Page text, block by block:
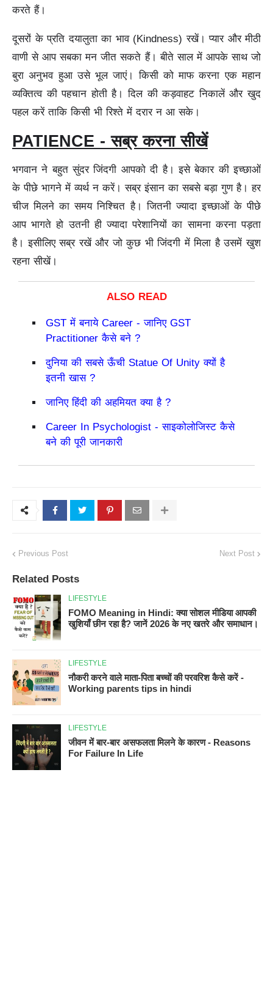
करते हैं।
दूसरों के प्रति दयालुता का भाव (Kindness) रखें। प्यार और मीठी
वाणी से आप सबका मन जीत सकते हैं। बीते साल में आपके साथ जो
बुरा अनुभव हुआ उसे भूल जाएं। किसी को माफ करना एक महान
व्यक्तित्व की पहचान होती है। दिल की कड़वाहट निकालें और खुद
पहल करें ताकि किसी भी रिश्ते में दरार न आ सके।
PATIENCE - सब्र करना सीखें
भगवान ने बहुत सुंदर जिंदगी आपको दी है। इसे बेकार की इच्छाओं
के पीछे भागने में व्यर्थ न करें। सब्र इंसान का सबसे बड़ा गुण है। हर
चीज मिलने का समय निश्चित है। जितनी ज्यादा इच्छाओं के पीछे
आप भागते हो उतनी ही ज्यादा परेशानियों का सामना करना पड़ता
है। इसीलिए सब्र रखें और जो कुछ भी जिंदगी में मिला है उसमें खुश
रहना सीखें।
GST में बनाये Career - जानिए GST
Practitioner कैसे बने ?
दुनिया की सबसे ऊँची Statue Of Unity क्यों है
इतनी खास ?
जानिए हिंदी की अहमियत क्या है ?
Career In Psychologist - साइकोलोजिस्ट कैसे
बने की पूरी जानकारी
Previous Post Next Post
Related Posts
LIFESTYLE
FOMO Meaning in Hindi: क्या सोशल मीडिया आपकी
खुशियाँ छीन रहा है? जानें 2026 के नए खतरे और समाधान।
LIFESTYLE
नौकरी करने वाले माता-पिता बच्चों की परवरिश कैसे करें -
Working parents tips in hindi
LIFESTYLE
जीवन में बार-बार असफलता मिलने के कारण - Reasons
For Failure In Life